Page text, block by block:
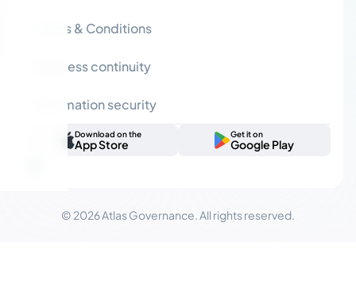
Terms & Conditions
Business continuity
Information security
Download on the
App Store
Get it on
Google Play
© 2026 Atlas Governance. All rights reserved.